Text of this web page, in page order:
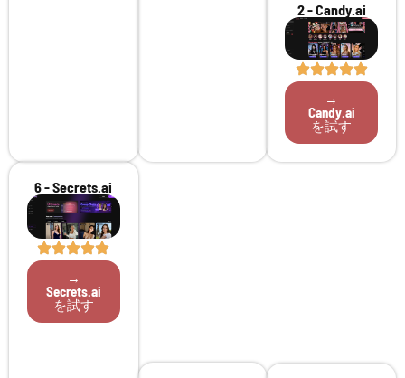
2 - Candy.ai
→
Candy.ai
を試す
6 - Secrets.ai
→
Secrets.ai
を試す